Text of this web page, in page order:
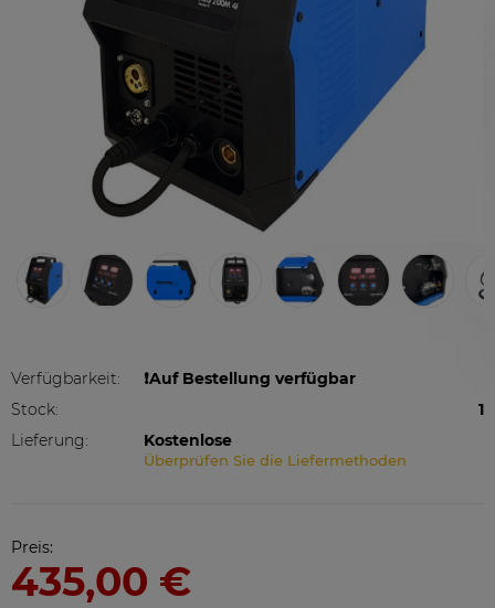
Verfügbarkeit:
❗️Auf Bestellung verfügbar
Stock:
1
Lieferung:
Kostenlose
Überprüfen Sie die Liefermethoden
Preis:
435,00 €